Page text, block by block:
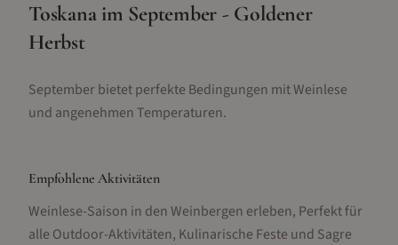
Toskana im September - Goldener
Herbst
September bietet perfekte Bedingungen mit Weinlese
und angenehmen Temperaturen.
Empfohlene Aktivitäten
Weinlese-Saison in den Weinbergen erleben, Perfekt für
alle Outdoor-Aktivitäten, Kulinarische Feste und Sagre